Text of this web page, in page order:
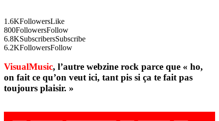
1.6KFollowersLike
800FollowersFollow
6.8KSubscribersSubscribe
6.2KFollowersFollow
VisualMusic, l’autre webzine rock parce que « ho,
on fait ce qu’on veut ici, tant pis si ça te fait pas
toujours plaisir. »